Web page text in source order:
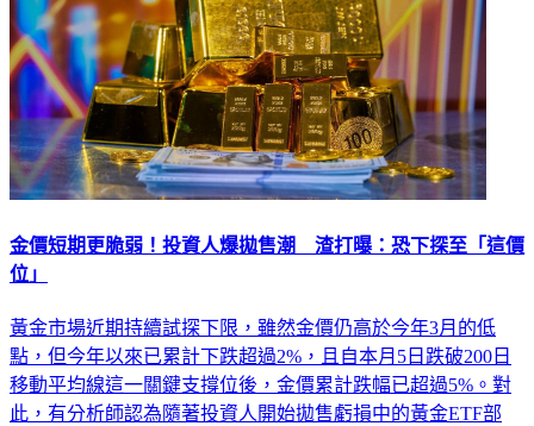
金價短期更脆弱！投資人爆拋售潮 渣打曝：恐下探至「這價
位」
黃金市場近期持續試探下限，雖然金價仍高於今年3月的低
點，但今年以來已累計下跌超過2%，且自本月5日跌破200日
移動平均線這一關鍵支撐位後，金價累計跌幅已超過5%。對
此，有分析師認為隨著投資人開始拋售虧損中的黃金ETF部